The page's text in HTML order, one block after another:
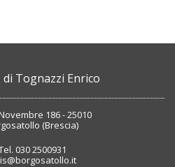
di Tognazzi Enrico
186 - 25010
(Brescia)
030 2500931